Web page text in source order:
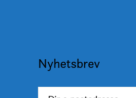
Nyhetsbrev